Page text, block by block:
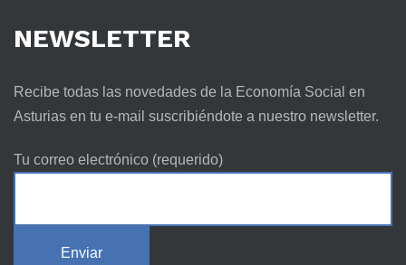
NEWSLETTER
Recibe todas las novedades de la Economía Social en
Asturias en tu e-mail suscribiéndote a nuestro newsletter.
Tu correo electrónico (requerido)